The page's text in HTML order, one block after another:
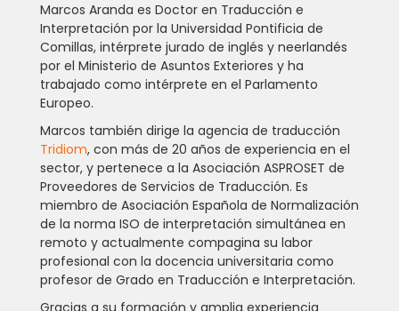
Marcos Aranda es Doctor en Traducción e
Interpretación por la Universidad Pontificia de
Comillas, intérprete jurado de inglés y neerlandés
por el Ministerio de Asuntos Exteriores y ha
trabajado como intérprete en el Parlamento
Europeo.
Marcos también dirige la agencia de traducción
Tridiom, con más de 20 años de experiencia en el
sector, y pertenece a la Asociación ASPROSET de
Proveedores de Servicios de Traducción. Es
miembro de Asociación Española de Normalización
de la norma ISO de interpretación simultánea en
remoto y actualmente compagina su labor
profesional con la docencia universitaria como
profesor de Grado en Traducción e Interpretación.
Gracias a su formación y amplia experiencia